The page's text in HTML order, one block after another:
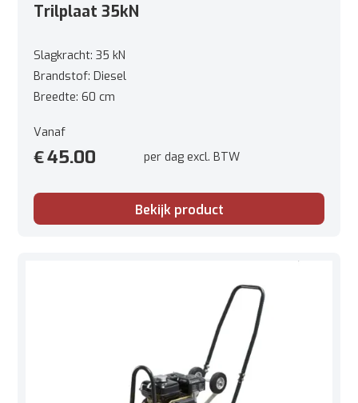
Trilplaat 35kN
Slagkracht: 35 kN
Brandstof: Diesel
Breedte: 60 cm
Vanaf
€45.00 per dag excl. BTW
Bekijk product